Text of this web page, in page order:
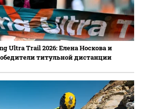
Ultra Trail 2026: Елена Носкова и
титульной дистанции